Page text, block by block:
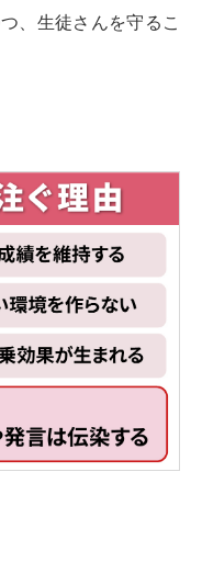
、生徒さんを守るこ